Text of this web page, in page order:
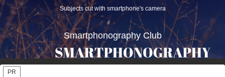
Subjects cut with smartphone's camera
Smartphonography Club
PR